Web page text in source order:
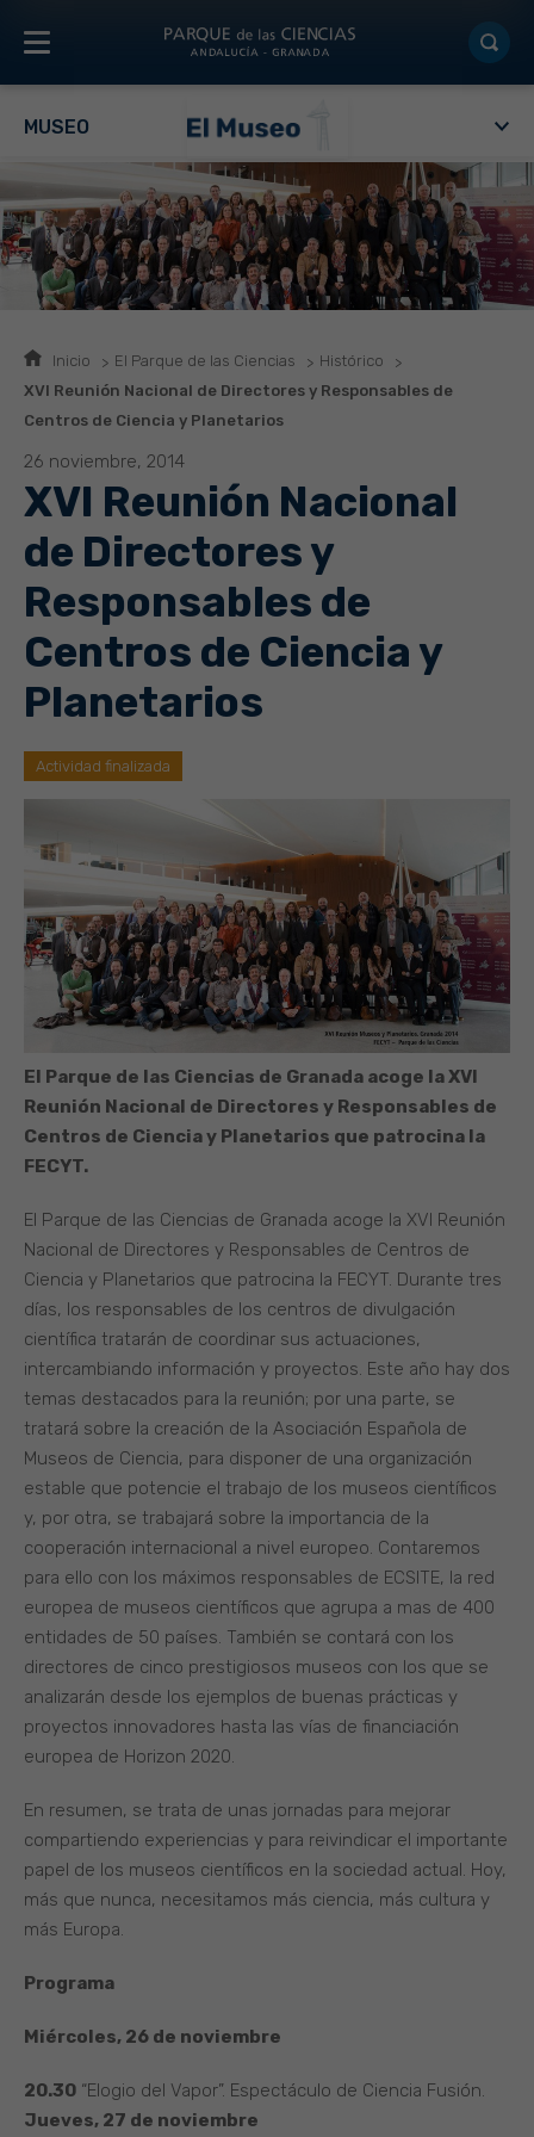
MUSEO
Inicio El Parque de las Ciencias
Histórico
XVI Reunión Nacional de Directores y Responsables de
Centros de Ciencia y Planetarios
26 noviembre, 2014
XVI Reunión Nacional
de Directores y
Responsables de
Centros de Ciencia y
Planetarios
Actividad finalizada
El Parque de las Ciencias de Granada acoge la XVI
Reunión Nacional de Directores y Responsables de
Centros de Ciencia y Planetarios que patrocina la
FECYT.
El Parque de las Ciencias de Granada acoge la XVI Reunión
Nacional de Directores y Responsables de Centros de
Ciencia y Planetarios que patrocina la FECYT. Durante tres
días, los responsables de los centros de divulgación
científica tratarán de coordinar sus actuaciones,
intercambiando información y proyectos. Este año hay dos
temas destacados para la reunión; por una parte, se
tratará sobre la creación de la Asociación Española de
Museos de Ciencia, para disponer de una organización
estable que potencie el trabajo de los museos científicos
y, por otra, se trabajará sobre la importancia de la
cooperación internacional a nivel europeo. Contaremos
para ello con los máximos responsables de ECSITE, la red
europea de museos científicos que agrupa a mas de 400
entidades de 50 países. También se contará con los
directores de cinco prestigiosos museos con los que se
analizarán desde los ejemplos de buenas prácticas y
proyectos innovadores hasta las vías de financiación
europea de Horizon 2020.
En resumen, se trata de unas jornadas para mejorar
compartiendo experiencias y para reivindicar el importante
papel de los museos científicos en la sociedad actual. Hoy,
más que nunca, necesitamos más ciencia, más cultura y
más Europa.
Programa
Miércoles, 26 de noviembre
20.30 “Elogio del Vapor”. Espectáculo de Ciencia Fusión.
Jueves, 27 de noviembre